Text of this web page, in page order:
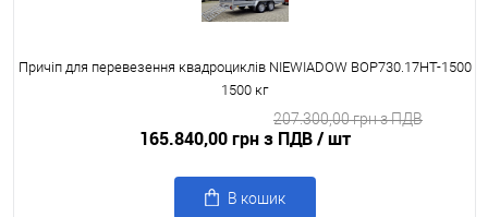
Причіп для перевезення квадроциклів NIEWIADOW BOP730.17HT-1500
1500 кг
165.840,00 грн з ПДВ/ шт
207.300,00 грн з ПДВ
В кошик